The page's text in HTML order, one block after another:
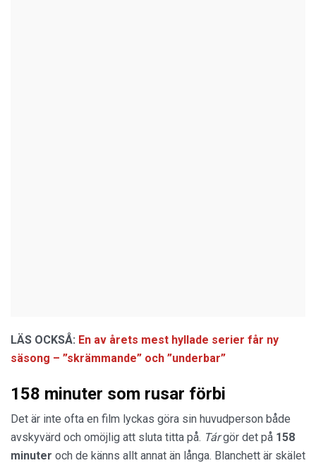
LÄS OCKSÅ: En av årets mest hyllade serier får ny
säsong – ”skrämmande” och ”underbar”
158 minuter som rusar förbi
Det är inte ofta en film lyckas göra sin huvudperson både
avskyvärd och omöjlig att sluta titta på. Tárgör det på 158
minuter och de känns allt annat än långa. Blanchett är skälet